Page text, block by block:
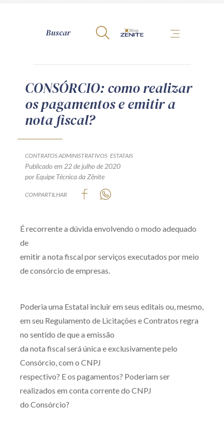
A Zênite
Como publicar conosco
Site da Zênite
Termos de uso
Política de Privacidade
Guia de Direitos dos Titulares de Dados
Encarregado (contato)
Zênite Fácil IA
Zênite Play
Mentoria Zênite
Capacitação
Zênite Online
Eventos presenciais
CONSÓRCIO: como realizar
os pagamentos e emitir a
nota fiscal?
CONTRATOS ADMINISTRATIVOS ESTATAIS
Publicado em 22 de julho de 2020
por Equipe Técnica da Zênite
COMPARTILHAR
É recorrente a dúvida envolvendo o modo adequado
de
emitir a nota fiscal por serviços executados por meio
de consórcio de empresas.
Poderia uma Estatal incluir em seus editais ou, mesmo,
em seu Regulamento de Licitações e Contratos regra
no sentido de que a emissão
da nota fiscal será única e exclusivamente pelo
Consórcio, com o CNPJ
respectivo? E os pagamentos? Poderiam ser
realizados em conta corrente do CNPJ
do Consórcio?